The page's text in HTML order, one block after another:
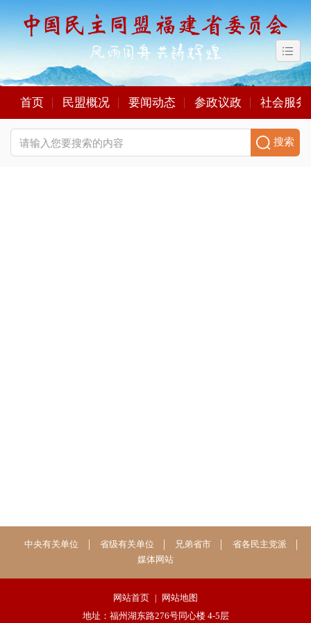
首页 民盟概况 要闻动态 参政议政 社会服务
搜索
中央有关单位 省级有关单位 兄弟省市
省各民主党派
媒体网站
网站首页 |
网站地图
地址：福州湖东路276号同心楼 4-5层